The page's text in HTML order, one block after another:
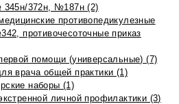
345н/372н, №187н (2)
противопедикулезные
противочесоточные приказ
помощи (универсальные) (7)
врача общей практики (1)
наборы (1)
личной профилактики (3)